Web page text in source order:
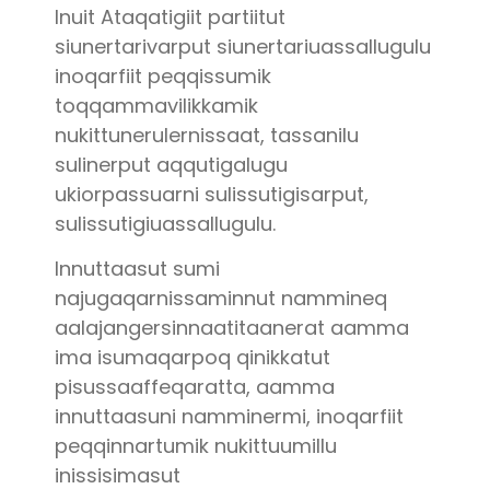
Inuit Ataqatigiit partiitut
siunertarivarput siunertariuassallugulu
inoqarfiit peqqissumik
toqqammavilikkamik
nukittunerulernissaat, tassanilu
sulinerput aqqutigalugu
ukiorpassuarni sulissutigisarput,
sulissutigiuassallugulu.
Innuttaasut sumi
najugaqarnissaminnut nammineq
aalajangersinnaatitaanerat aamma
ima isumaqarpoq qinikkatut
pisussaaffeqaratta, aamma
innuttaasuni namminermi, inoqarfiit
peqqinnartumik nukittuumillu
inissisimasut